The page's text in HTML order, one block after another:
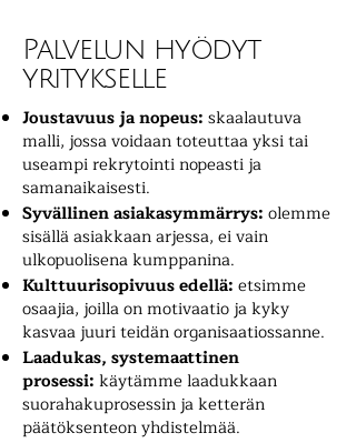
Palvelun hyödyt
yritykselle
Joustavuus ja nopeus: skaalautuva
malli, jossa voidaan toteuttaa yksi tai
useampi rekrytointi nopeasti ja
samanaikaisesti.
Syvällinen asiakasymmärrys: olemme
sisällä asiakkaan arjessa, ei vain
ulkopuolisena kumppanina.
Kulttuurisopivuus edellä: etsimme
osaajia, joilla on motivaatio ja kyky
kasvaa juuri teidän organisaatiossanne.
Laadukas, systemaattinen
prosessi: käytämme laadukkaan
suorahakuprosessin ja ketterän
päätöksenteon yhdistelmää.